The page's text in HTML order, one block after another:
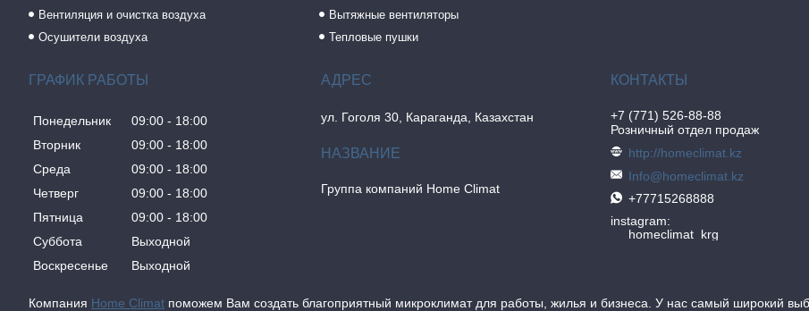
Вентиляция и очистка воздуха
Осушители воздуха
Вытяжные вентиляторы
Тепловые пушки
ГРАФИК РАБОТЫ
Понедельник 09:00
18:00
Вторник
09:00
18:00
Среда
09:00
18:00
Четверг
09:00
18:00
Пятница
09:00
18:00
Суббота
Выходной
Воскресенье
Выходной
ул. Гоголя 30, Караганда, Казахстан
Группа компаний Home Climat
+7 (771) 526-88-88
Розничный отдел продаж
http://homeclimat.kz
Info@homeclimat.kz
+77715268888
instagram
homeclimat_krg
Компания Home Climat поможем Вам создать благоприятный микроклимат для работы, жилья и бизнеса. У нас самый широкий